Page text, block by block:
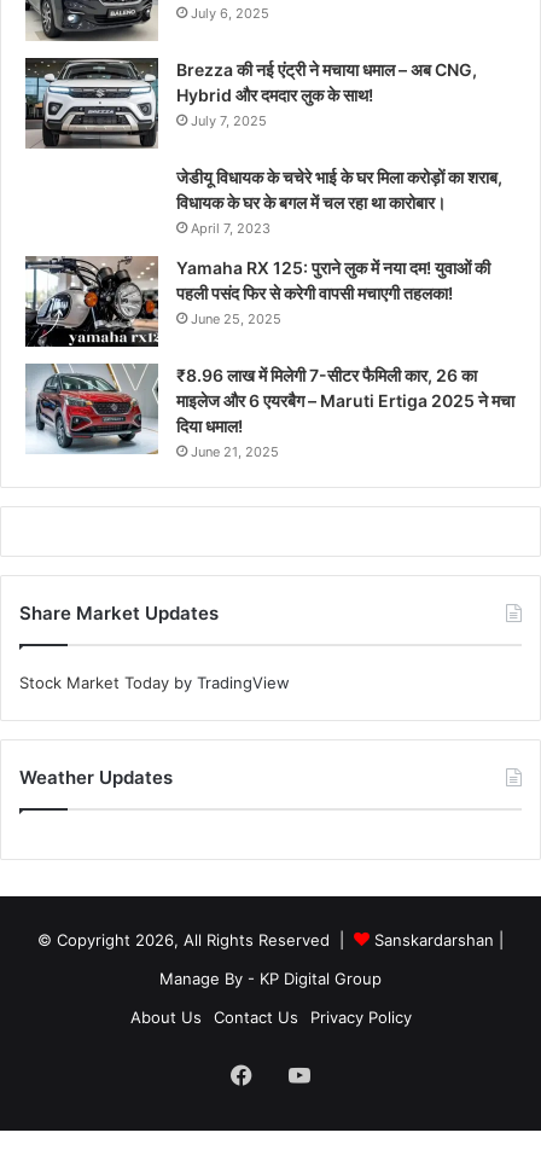
July 6, 2025
Brezza की नई एंट्री ने मचाया धमाल – अब CNG,
Hybrid और दमदार लुक के साथ!
July 7, 2025
जेडीयू विधायक के चचेरे भाई के घर मिला करोड़ों का शराब,
विधायक के घर के बगल में चल रहा था कारोबार।
April 7, 2023
Yamaha RX 125: पुराने लुक में नया दम! युवाओं की
पहली पसंद फिर से करेगी वापसी मचाएगी तहलका!
June 25, 2025
₹8.96 लाख में मिलेगी 7-सीटर फैमिली कार, 26 का
माइलेज और 6 एयरबैग – Maruti Ertiga 2025 ने मचा
दिया धमाल!
June 21, 2025
Share Market Updates
Stock Market Today by TradingView
Weather Updates
© Copyright 2026, All Rights Reserved | Sanskardarshan
Manage By - KP Digital Group
About Us
Contact Us Privacy Policy
FacebookYouTube